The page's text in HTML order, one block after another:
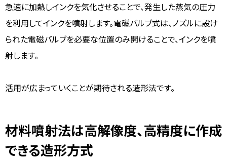
急速に加熱しインクを気化させることで、発生した蒸気の圧力
を利用してインクを噴射します。電磁バルブ式は、ノズルに設け
られた電磁バルブを必要な位置のみ開けることで、インクを噴
射します。
活用が広まっていくことが期待される造形法です。
材料噴射法は高解像度、高精度に作成
できる造形方式